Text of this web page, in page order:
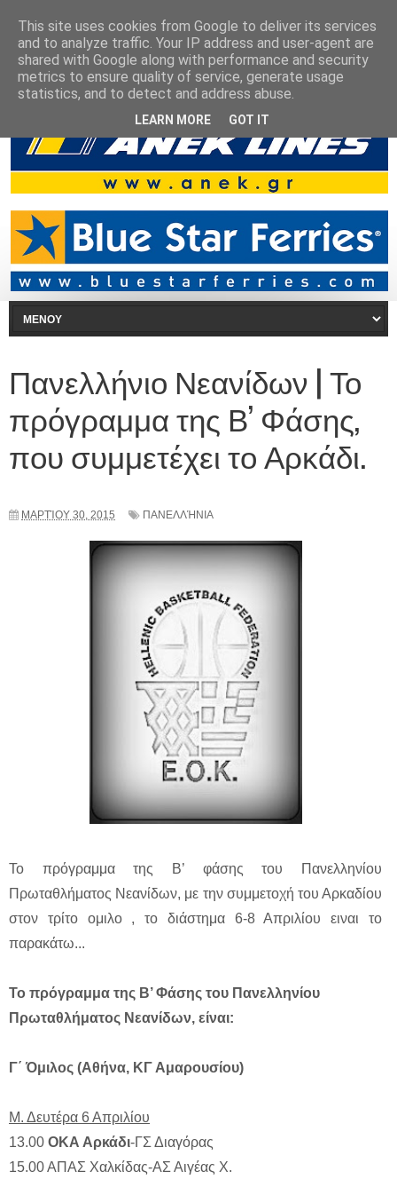
Πανελλήνιο Νεανίδων | Το
πρόγραμμα της Β’ Φάσης,
που συμμετέχει το Αρκάδι.
ΜΑΡΤΊΟΥ 30, 2015 ΠΑΝΕΛΛΉΝΙΑ
Το πρόγραμμα της Β’ φάσης του Πανελληνίου
Πρωταθλήματος Νεανίδων, με την συμμετοχή του Αρκαδίου
στον τρίτο ομιλο , το διάστημα 6-8 Απριλίου ειναι το
παρακάτω...
Το πρόγραμμα της Β’ Φάσης του Πανελληνίου
Πρωταθλήματος Νεανίδων, είναι:
Γ΄ Όμιλος (Αθήνα, ΚΓ Αμαρουσίου)
Μ. Δευτέρα 6 Απριλίου
13.00 ΟΚΑ Αρκάδι-ΓΣ Διαγόρας
15.00 ΑΠΑΣ Χαλκίδας-ΑΣ Αιγέας Χ.
This site uses cookies from Google to deliver its services
and to analyze traffic. Your IP address and user-agent are
shared with Google along with performance and security
metrics to ensure quality of service, generate usage
statistics, and to detect and address abuse.
LEARN MORE GOT IT